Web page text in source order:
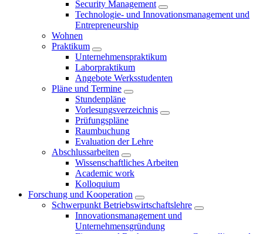
Security Management
Technologie- und Innovationsmanagement und
Entrepreneurship
Wohnen
Praktikum
Unternehmenspraktikum
Laborpraktikum
Angebote Werksstudenten
Pläne und Termine
Stundenpläne
Vorlesungsverzeichnis
Prüfungspläne
Raumbuchung
Evaluation der Lehre
Abschlussarbeiten
Wissenschaftliches Arbeiten
Academic work
Kolloquium
Forschung und Kooperation
Schwerpunkt Betriebswirtschaftslehre
Innovationsmanagement und
Unternehmensgründung